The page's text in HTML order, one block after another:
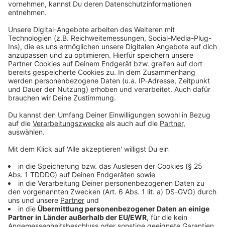
Studio Hotline
Kontaktformular
Sprachnachricht
DAS KÖNNTE DICH AUCH INTERESSIEREN
Bayern